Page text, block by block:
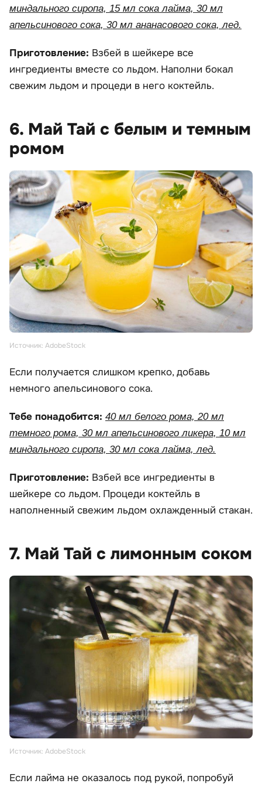
миндального сиропа, 15 мл сока лайма, 30 мл
апельсинового сока, 30 мл ананасового сока, лед.
Приготовление: Взбей в шейкере все
ингредиенты вместе со льдом. Наполни бокал
свежим льдом и процеди в него коктейль.
6. Май Тай с белым и темным
ромом
Источник: AdobeStock
Если получается слишком крепко, добавь
немного апельсинового сока.
Тебе понадобится: 40 мл белого рома, 20 мл
темного рома, 30 мл апельсинового ликера, 10 мл
миндального сиропа, 30 мл сока лайма, лед.
Приготовление: Взбей все ингредиенты в
шейкере со льдом. Процеди коктейль в
наполненный свежим льдом охлажденный стакан.
7. Май Тай с лимонным соком
Источник: AdobeStock
Если лайма не оказалось под рукой, попробуй